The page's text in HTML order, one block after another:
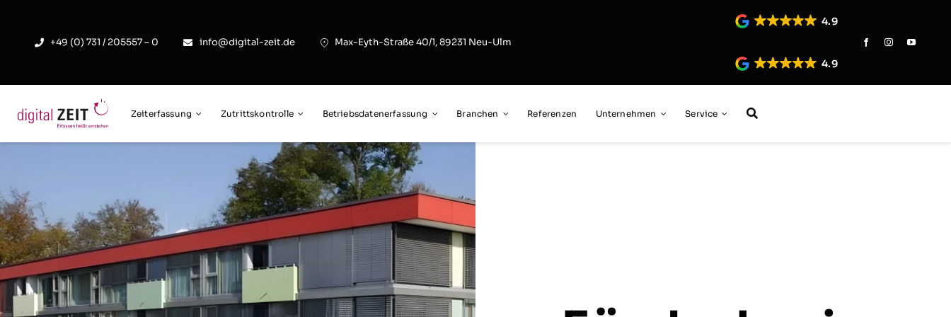
content
+49 (0) 731 / 205557 – 0 info@digital-zeit.de Max-Eyth-Straße 40/1, 89231 Neu-Ulm
4.9
4.9
Zeiterfassung Zutrittskontrolle Betriebsdatenerfassung Branchen Referenzen Unternehmen Service